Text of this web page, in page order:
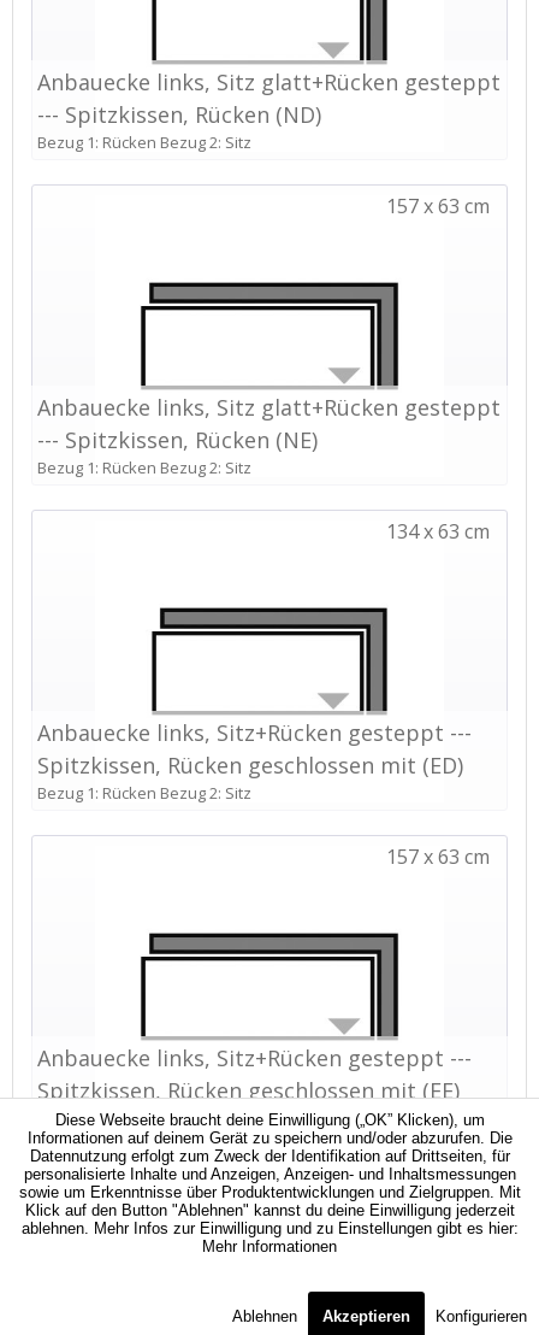
Diese Webseite braucht deine Einwilligung („OK” Klicken), um
Informationen auf deinem Gerät zu speichern und/oder abzurufen. Die
Datennutzung erfolgt zum Zweck der Identifikation auf Drittseiten, für
personalisierte Inhalte und Anzeigen, Anzeigen- und Inhaltsmessungen
sowie um Erkenntnisse über Produktentwicklungen und Zielgruppen. Mit
Klick auf den Button "Ablehnen" kannst du deine Einwilligung jederzeit
ablehnen. Mehr Infos zur Einwilligung und zu Einstellungen gibt es hier:
Mehr Informationen
Ablehnen Akzeptieren Konfigurieren